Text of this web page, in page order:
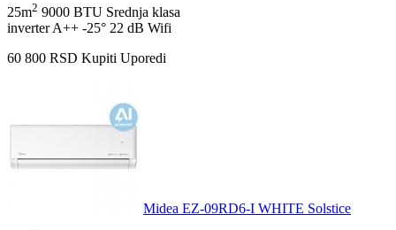
25m2 9000 BTU Srednja klasa
inverterA++ -25° 22 dB Wifi
60 800 RSD Kupiti Uporedi
Midea EZ-09RD6-I WHITE Solstice